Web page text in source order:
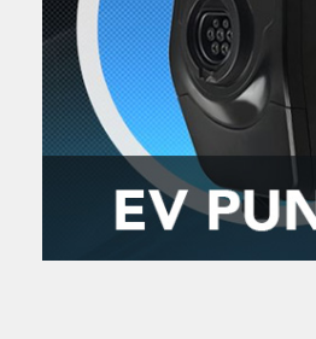
Igor Kukec Brmbi
Slaven Gajdek
MTC - Moto Tour Croatia
Moto putopisi
Vikend vožnje
Zanimljivost
Najave i noviteti